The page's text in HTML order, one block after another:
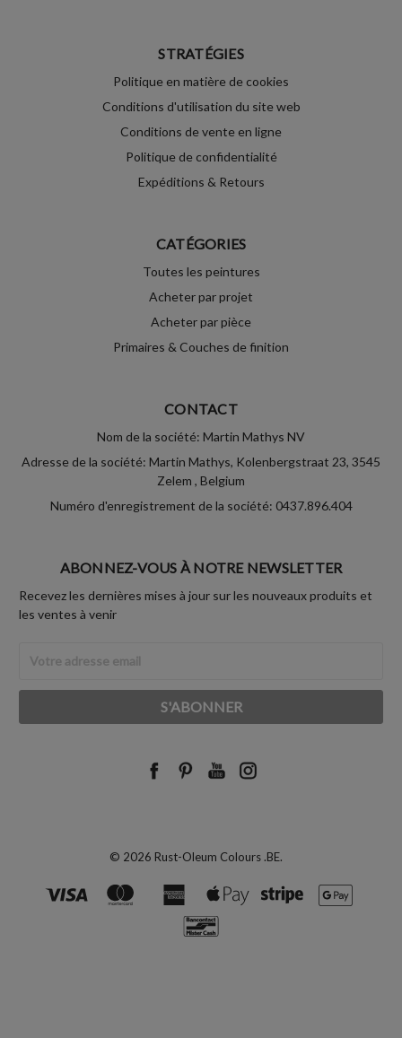
STRATÉGIES
Politique en matière de cookies
Conditions d'utilisation du site web
Conditions de vente en ligne
Politique de confidentialité
Expéditions & Retours
CATÉGORIES
Toutes les peintures
Acheter par projet
Acheter par pièce
Primaires & Couches de finition
CONTACT
Nom de la société: Martin Mathys NV
Adresse de la société: Martin Mathys, Kolenbergstraat 23, 3545
Zelem , Belgium
Numéro d'enregistrement de la société: 0437.896.404
ABONNEZ-VOUS À NOTRE NEWSLETTER
Recevez les dernières mises à jour sur les nouveaux produits et
les ventes à venir
Email
© 2026 Rust-Oleum Colours .BE.